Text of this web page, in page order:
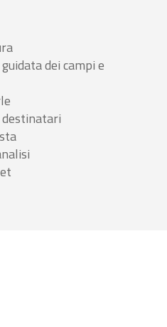
dei campi e